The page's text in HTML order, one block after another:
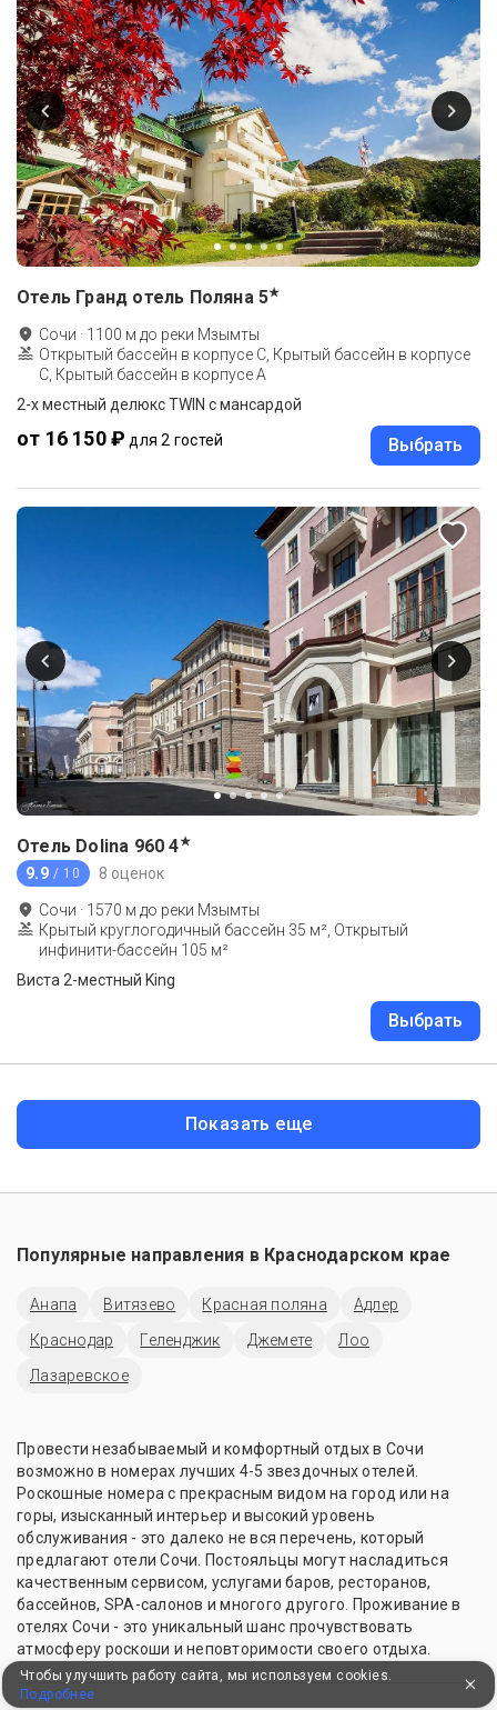
Отель Гранд отель Поляна 5★
Сочи · 1100 м до реки Мзымты
Открытый бассейн в корпусе C, Крытый бассейн в корпусе
C, Крытый бассейн в корпусе A
2-x местный делюкс TWIN с мансардой
от 16 150 ₽ для 2 гостей Выбрать
Отель Dolina 960 4★
9.9 / 10 8 оценок
Сочи · 1570 м до реки Мзымты
Крытый круглогодичный бассейн 35 м², Открытый
инфинити-бассейн 105 м²
Виста 2-местный King
Выбрать
Показать еще
Популярные направления в Краснодарском крае
Анапа Витязево Красная поляна
Адлер
Краснодар
Геленджик Джемете
Лоо
Лазаревское
Провести незабываемый и комфортный отдых в Сочи
возможно в номерах лучших 4-5 звездочных отелей.
Роскошные номера с прекрасным видом на город или на
горы, изысканный интерьер и высокий уровень
обслуживания - это далеко не вся перечень, который
предлагают отели Сочи. Постояльцы могут насладиться
качественным сервисом, услугами баров, ресторанов,
бассейнов, SPA-салонов и многого другого. Проживание в
отелях Сочи - это уникальный шанс прочувствовать
атмосферу роскоши и неповторимости своего отдыха.
Чтобы улучшить работу сайта, мы используем cookies.
Подробнее